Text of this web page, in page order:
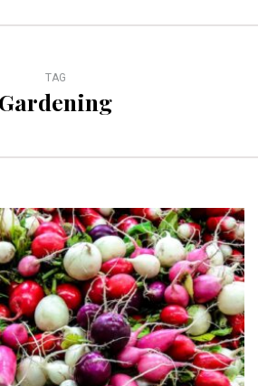
TAG
Gardening